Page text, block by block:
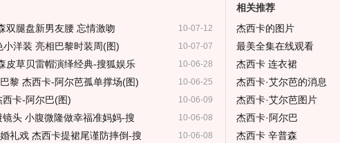
10-07-12
双腿盘新男友腰 忘情激吻
10-07-07
洋装 亮相巴黎时装周(图)
10-06-28
皮草贝雷帽演绎经典-搜狐娱乐
10-06-25
黎 杰西卡-阿尔芭孤单撑场(图)
10-06-09
卡-阿尔巴(图)
10-06-08
头 小腹微隆做幸福准妈妈-搜
10-06-08
礼戏 杰西卡提裙尾谨防摔倒-搜
相关推荐
杰西卡的图片
最美全集在线观看
杰西卡 连衣裙
杰西卡·艾尔芭的消息
杰西卡·艾尔芭图片
杰西卡·阿尔巴
杰西卡 辛普森